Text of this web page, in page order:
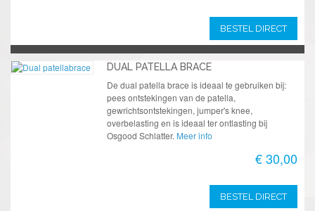
BESTEL DIRECT
DUAL PATELLA BRACE
De dual patella brace is ideaal te gebruiken bij:
pees ontstekingen van de patella,
gewrichtsontstekingen, jumper's knee,
overbelasting en is ideaal ter ontlasting bij
Osgood Schlatter. Meer info
€ 30,00
BESTEL DIRECT